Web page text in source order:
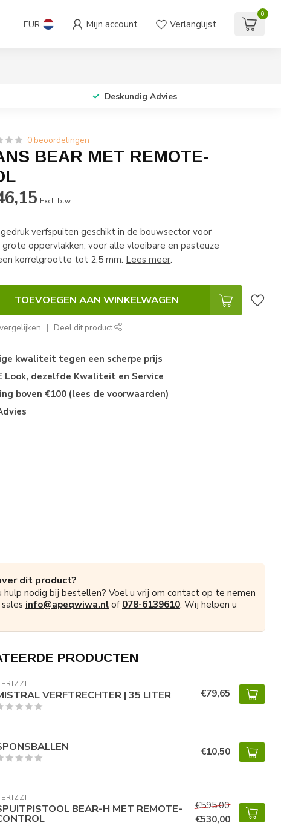
EUR Mijn account Verlanglijst
0
Deskundig Advies
0 beoordelingen
BEAR MET REMOTE-
Excl. btw
verfspuiten geschikt in de bouwsector voor
oppervlakken, voor alle vloeibare en pasteuze
korrelgrootte tot 2,5 mm. Lees meer.
TOEVOEGEN AAN WINKELWAGEN
Deel dit product
kwaliteit tegen een scherpe prijs
Look, dezelfde Kwaliteit en Service
boven €100 (lees de voorwaarden)
dit product?
hulp nodig bij bestellen? Voel u vrij om contact op te nemen
info@apeqwiwa.nl of 078-6139610. Wij helpen u
PRODUCTEN
VERFTRECHTER | 35 LITER €79,65
€10,50
BEAR-H MET REMOTE-
€595,00
€530,00